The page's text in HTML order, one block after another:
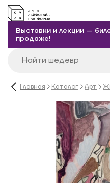
Выставки и лекции —
продаже!
Главная Каталог Арт